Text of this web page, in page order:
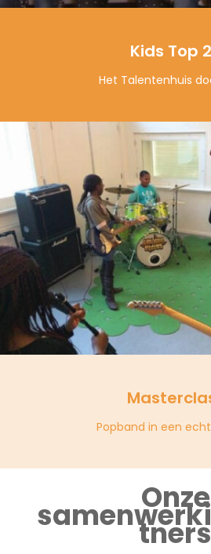
Kids Top
Het Talentenhuis
Popband in een
Onze
tners